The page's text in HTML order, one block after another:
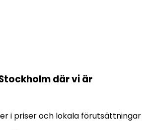
där vi är
i priser och lokala förutsättningar